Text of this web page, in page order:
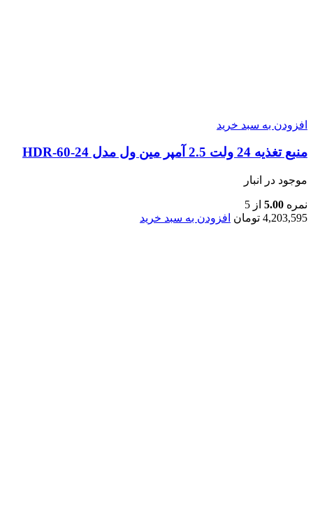
افزودن به سبد خرید
منبع تغذیه 24 ولت 2.5 آمپر مین ول مدل HDR-60-24
موجود در انبار
نمره 5.00 از 5
4,203,595 تومان افزودن به سبد خرید